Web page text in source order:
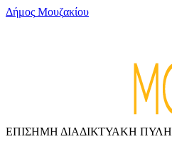
Δήμος Μουζακίου
ΕΠΙΣΗΜΗ ΔΙΑΔΙΚΤΥΑΚΗ ΠΥΛΗ